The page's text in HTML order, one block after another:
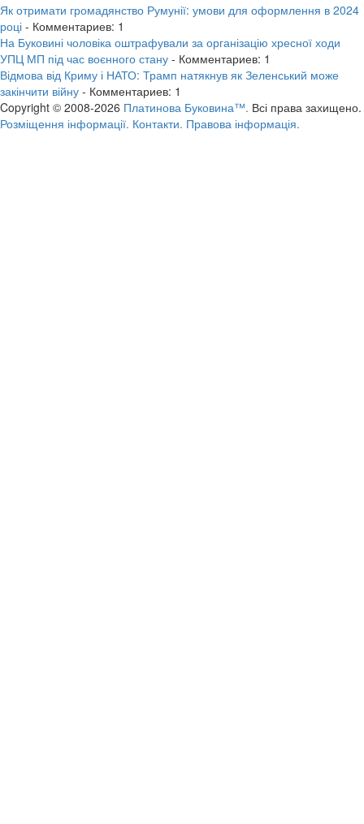
Як отримати громадянство Румунії: умови для оформлення в 2024
році - Комментариев: 1
На Буковині чоловіка оштрафували за організацію хресної ходи
УПЦ МП під час воєнного стану - Комментариев: 1
Відмова від Криму і НАТО: Трамп натякнув як Зеленський може
закінчити війну - Комментариев: 1
Copyright © 2008-2026 Платинова Буковина™. Всі права захищено.
Розміщення інформації. Контакти. Правова інформація.